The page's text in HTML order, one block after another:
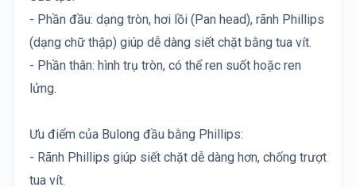
- Phần đầu: dạng tròn, hơi lồi (Pan head), rãnh Phillips
(dạng chữ thập) giúp dễ dàng siết chặt bằng tua vít.
- Phần thân: hình trụ tròn, có thể ren suốt hoặc ren
lửng.
Ưu điểm của Bulong đầu bằng Phillips:
- Rãnh Phillips giúp siết chặt dễ dàng hơn, chống trượt
tua vít.